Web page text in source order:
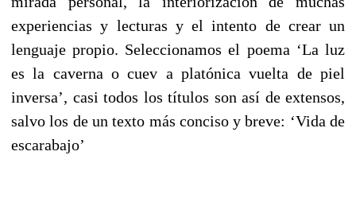
experiencias y lecturas y el intento de crear un
lenguaje propio. Seleccionamos el poema ‘La luz
es la caverna o cuev a platónica vuelta de piel
inversa’, casi todos los títulos son así de extensos,
salvo los de un texto más conciso y breve: ‘Vida de
escarabajo’